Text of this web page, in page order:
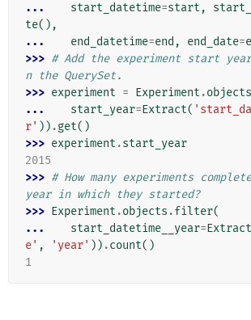
...
start_datetime=start ,
te(),
...
end_datetime=end , end_date=
>>> # Add the experiment start
n the QuerySet.
>>> experiment = Experiment .objects
...
start_year=Extract(
r' )) .get()
>>> experiment .start_year
2015
>>> # How many experiments
year in which they started?
>>> Experiment .objects .filter(
...
start_datetime__year=Extract
e' , 'year' )) .count()
1